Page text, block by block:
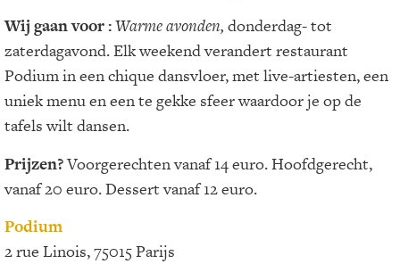
Wij gaan voor :Warme avonden, donderdag- tot
zaterdagavond. Elk weekend verandert restaurant
Podium in een chique dansvloer, met live-artiesten, een
uniek menu en een te gekke sfeer waardoor je op de
tafels wilt dansen.
Prijzen?Voorgerechten vanaf 14 euro. Hoofdgerecht,
vanaf 20 euro. Dessert vanaf 12 euro.
Podium
2 rue Linois, 75015 Parijs